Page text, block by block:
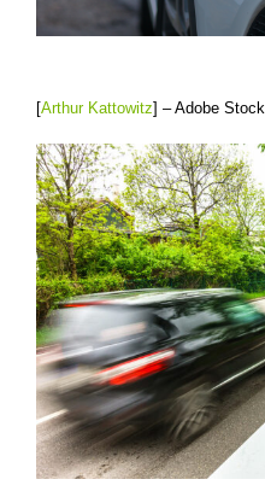
[Arthur Kattowitz] – Adobe Stock